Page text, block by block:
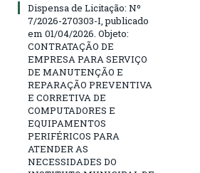
Dispensa de Licitação: Nº
7/2026-270303-I, publicado
em 01/04/2026. Objeto:
CONTRATAÇÃO DE
EMPRESA PARA SERVIÇO
DE MANUTENÇÃO E
REPARAÇÃO PREVENTIVA
E CORRETIVA DE
COMPUTADORES E
EQUIPAMENTOS
PERIFÉRICOS PARA
ATENDER AS
NECESSIDADES DO